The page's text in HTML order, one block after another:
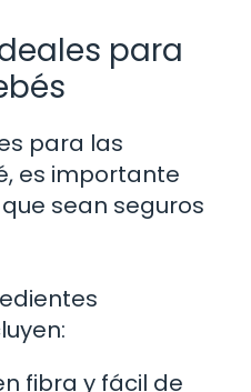
para
para las
es importante
sean seguros
fibra y fácil de